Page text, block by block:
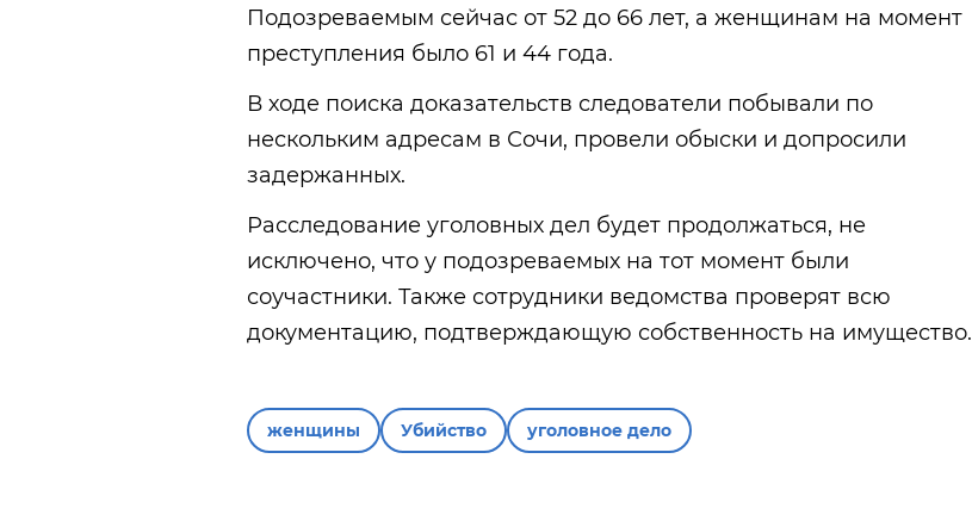
Подозреваемым сейчас от 52 до 66 лет, а женщинам на момент
преступления было 61 и 44 года.
В ходе поиска доказательств следователи побывали по
нескольким адресам в Сочи, провели обыски и допросили
задержанных.
Расследование уголовных дел будет продолжаться, не
исключено, что у подозреваемых на тот момент были
соучастники. Также сотрудники ведомства проверят всю
документацию, подтверждающую собственность на имущество.
женщины Убийство уголовное дело